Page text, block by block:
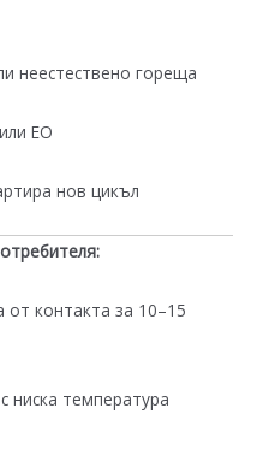
неестествено гореща
EО
нов цикъл
контакта за 10–15
ниска температура